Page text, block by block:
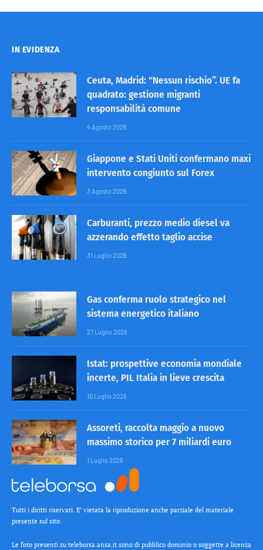
IN EVIDENZA
Ceuta, Madrid: “Nessun rischio”. UE fa
quadrato: gestione migranti
responsabilità comune
4 Agosto 2026
Giappone e Stati Uniti confermano maxi
intervento congiunto sul Forex
3 Agosto 2026
Carburanti, prezzo medio diesel va
azzerando effetto taglio accise
31 Luglio 2026
Gas conferma ruolo strategico nel
sistema energetico italiano
27 Luglio 2026
Istat: prospettive economia mondiale
incerte, PIL Italia in lieve crescita
10 Luglio 2026
Assoreti, raccolta maggio a nuovo
massimo storico per 7 miliardi euro
1 Luglio 2026
Tutti i diritti riservati. E’ vietata la riproduzione anche parziale del materiale
presente sul sito.
Le foto presenti su teleborsa.ansa.it sono di pubblico dominio o soggette a licenza